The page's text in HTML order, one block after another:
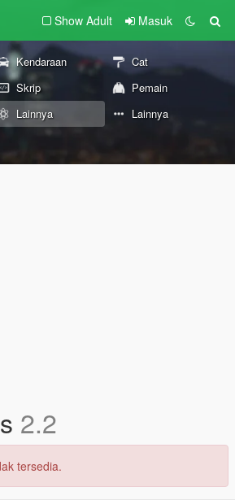
Show Adult Masuk
Kendaraan
Cat
Skrip
Pemain
Lainnya Lainnya
2.2
tersedia.